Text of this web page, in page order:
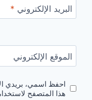
البريد الإلكتروني *
الموقع الإلكتروني
احفظ اسمي، بريدي
هذا المتصفح